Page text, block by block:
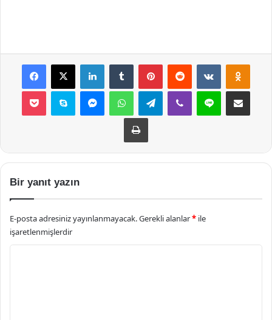
Facebook
X LinkedInTumblr PinterestReddit VKontakte
Pocket Skype MessengerWhatsAppTelegramViber Line E-Posta ile
Yazdır
Bir yanıt yazın
E-posta adresiniz yayınlanmayacak.Gerekli alanlar* ile
işaretlenmişlerdir